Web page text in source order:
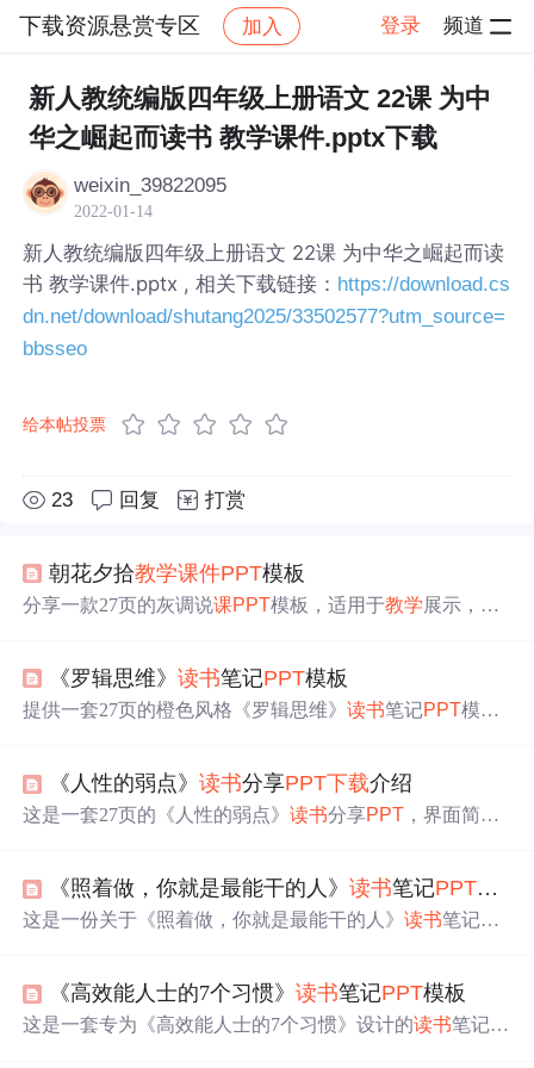
下载资源悬赏专区 加入 登录 频道
社区 下载资源悬赏专区 帖子详情
新人教统编版四年级上册语文 22课 为中
华之崛起而读书 教学课件.pptx下载
weixin_39822095
2022-01-14
新人教统编版四年级上册语文 22课 为中华之崛起而读
书 教学课件.pptx , 相关下载链接： https://download.cs
dn.net/download/shutang2025/33502577?utm_source=
bbsseo
给本帖投票
23 回复 打赏
朝花夕拾教学课件PPT模板
分享一款27页的灰调说课PPT模板，适用于教学展示，包
《罗辑思维》读书笔记PPT模板
提供一套27页的橙色风格《罗辑思维》读书笔记PPT模
werPoint打开。免费下载地址见内。
《人性的弱点》读书分享PPT下载介绍
这是一套27页的《人性的弱点》读书分享PPT ，界面简洁
者掌握书中精髓，提升人际交往能力。项目地址：https://gi
tcode.com/Universal-Tool/28b7a。
《照着做，你就是最能干的人》读书笔记PPT模板
这是一份关于《照着做，你就是最能干的人》读书笔记的
例。编辑工具推荐使用WPS或PowerPoint。该模板被赋予
了五星好评，适合用于制作读书笔记分享。免费下载地址
《高效能人士的7个习惯》读书笔记PPT模板
这是一套专为《高效能人士的7个习惯》设计的读书笔记P